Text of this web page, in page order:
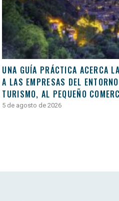
UNA GUÍA PRÁCTICA ACERCA
A LAS EMPRESAS DEL
TURISMO, AL PEQUEÑO
5 de agosto de 2026